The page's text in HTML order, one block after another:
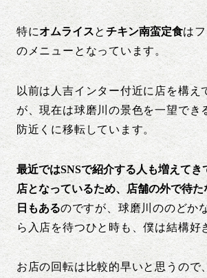
特にオムライスとチキン南蛮定食は
のメニューとなっています。
以前は人吉インター付近に店を構え
が、現在は球磨川の景色を一望でき
防近くに移転しています。
最近ではSNSで紹介する人も増えてき
店となっているため、店舗の外で待
日もあるのですが、球磨川ののどか
ら入店を待つひと時も、僕は結構好
お店の回転は比較的早いと思うので